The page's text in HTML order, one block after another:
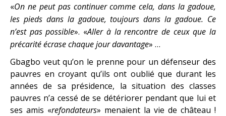
«On ne peut pas continuer comme cela, dans la gadoue,
les pieds dans la gadoue, toujours dans la gadoue. Ce
n’est pas possible». «Aller à la rencontre de ceux que la
précarité écrase chaque jour davantage» …
Gbagbo veut qu’on le prenne pour un défenseur des
pauvres en croyant qu’ils ont oublié que durant les
années de sa présidence, la situation des classes
pauvres n’a cessé de se détériorer pendant que lui et
ses amis «refondateurs» menaient la vie de château !